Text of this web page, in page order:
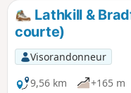
Lathkill &
courte)
Visorandonneur
9,56 km
+165 m